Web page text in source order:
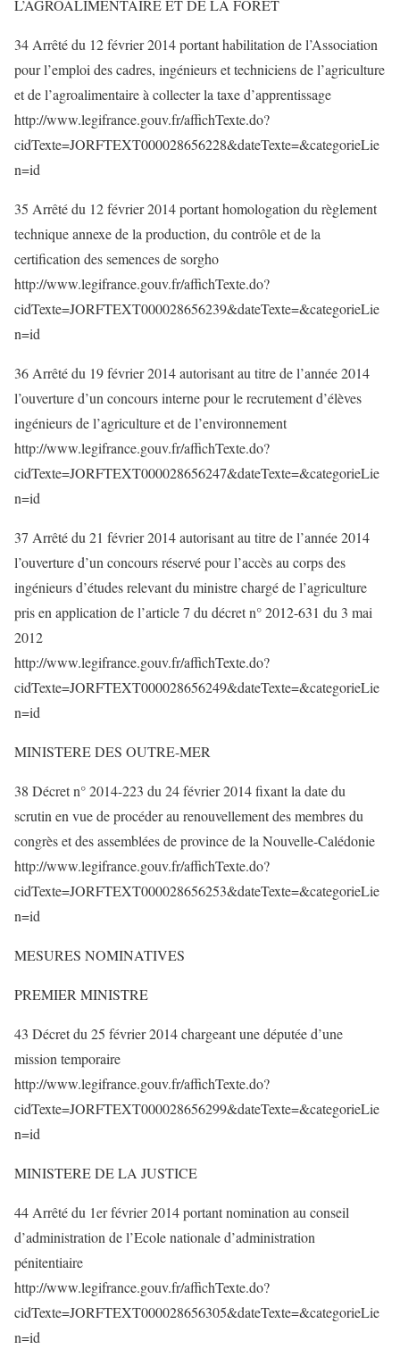
L’AGROALIMENTAIRE ET DE LA FORET
34 Arrêté du 12 février 2014 portant habilitation de l’Association
pour l’emploi des cadres, ingénieurs et techniciens de l’agriculture
et de l’agroalimentaire à collecter la taxe d’apprentissage
http://www.legifrance.gouv.fr/affichTexte.do?
cidTexte=JORFTEXT000028656228&dateTexte=&categorieLie
n=id
35 Arrêté du 12 février 2014 portant homologation du règlement
technique annexe de la production, du contrôle et de la
certification des semences de sorgho
http://www.legifrance.gouv.fr/affichTexte.do?
cidTexte=JORFTEXT000028656239&dateTexte=&categorieLie
n=id
36 Arrêté du 19 février 2014 autorisant au titre de l’année 2014
l’ouverture d’un concours interne pour le recrutement d’élèves
ingénieurs de l’agriculture et de l’environnement
http://www.legifrance.gouv.fr/affichTexte.do?
cidTexte=JORFTEXT000028656247&dateTexte=&categorieLie
n=id
37 Arrêté du 21 février 2014 autorisant au titre de l’année 2014
l’ouverture d’un concours réservé pour l’accès au corps des
ingénieurs d’études relevant du ministre chargé de l’agriculture
pris en application de l’article 7 du décret n° 2012-631 du 3 mai
2012
http://www.legifrance.gouv.fr/affichTexte.do?
cidTexte=JORFTEXT000028656249&dateTexte=&categorieLie
n=id
MINISTERE DES OUTRE-MER
38 Décret n° 2014-223 du 24 février 2014 fixant la date du
scrutin en vue de procéder au renouvellement des membres du
congrès et des assemblées de province de la Nouvelle-Calédonie
http://www.legifrance.gouv.fr/affichTexte.do?
cidTexte=JORFTEXT000028656253&dateTexte=&categorieLie
n=id
MESURES NOMINATIVES
PREMIER MINISTRE
43 Décret du 25 février 2014 chargeant une députée d’une
mission temporaire
http://www.legifrance.gouv.fr/affichTexte.do?
cidTexte=JORFTEXT000028656299&dateTexte=&categorieLie
n=id
MINISTERE DE LA JUSTICE
44 Arrêté du 1er février 2014 portant nomination au conseil
d’administration de l’Ecole nationale d’administration
pénitentiaire
http://www.legifrance.gouv.fr/affichTexte.do?
cidTexte=JORFTEXT000028656305&dateTexte=&categorieLie
n=id